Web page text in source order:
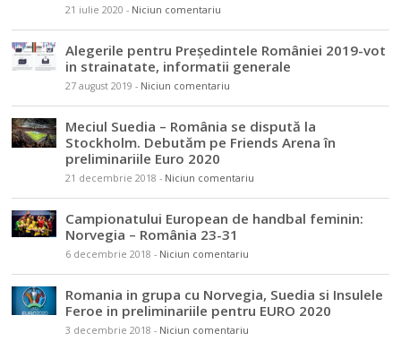
21 iulie 2020 - Niciun comentariu
Alegerile pentru Președintele României 2019-vot
in strainatate, informatii generale
27 august 2019 - Niciun comentariu
Meciul Suedia – România se dispută la
Stockholm. Debutăm pe Friends Arena în
preliminariile Euro 2020
21 decembrie 2018 - Niciun comentariu
Campionatului European de handbal feminin:
Norvegia – România 23-31
6 decembrie 2018 - Niciun comentariu
Romania in grupa cu Norvegia, Suedia si Insulele
Feroe in preliminariile pentru EURO 2020
3 decembrie 2018 - Niciun comentariu